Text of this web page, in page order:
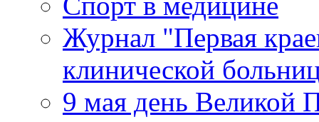
Журнал "Первая
клинической
9 мая день Великой